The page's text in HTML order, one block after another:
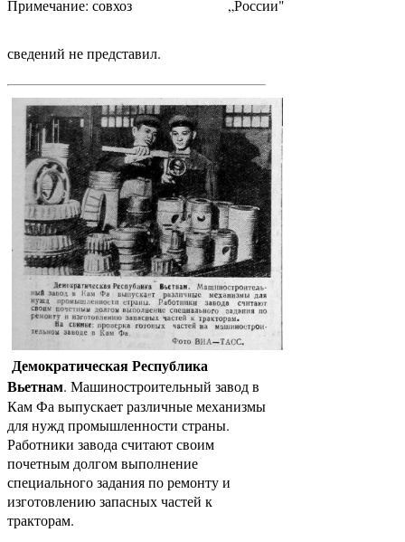
Примечание: совхоз „России"
сведений не представил.
Демократическая Республика
Вьетнам. Машиностроительный завод в
Кам Фа выпускает различные механизмы
для нужд промышленности страны.
Работники завода считают своим
почетным долгом выполнение
специального задания по ремонту и
изготовлению запасных частей к
тракторам.